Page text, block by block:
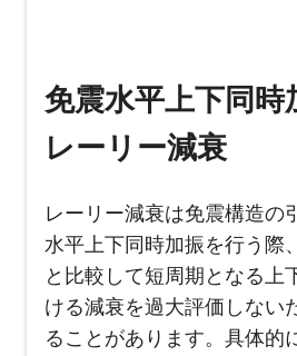
免震水平上下同時
レーリー減衰
レーリー減衰は免震構造の
水平上下同時加振を行う際
と比較して短周期となる上
ける減衰を過大評価しない
ることがあります。具体的